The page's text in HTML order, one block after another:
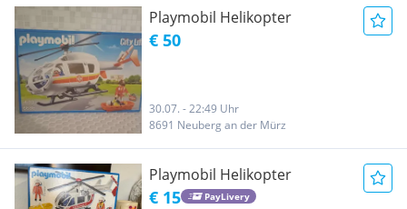
Playmobil Helikopter
€ 50
30.07. - 22:49 Uhr
8691 Neuberg an der Mürz
Playmobil Helikopter
€ 15 PayLivery